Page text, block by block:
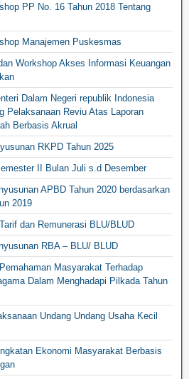
PP No. 16 Tahun 2018 Tentang
Manajemen Puskesmas
Workshop Akses Informasi Keuangan
Dalam Negeri republik Indonesia
Pelaksanaan Reviu Atas Laporan
Berbasis Akrual
RKPD Tahun 2025
II Bulan Juli s.d Desember
APBD Tahun 2020 berdasarkan
2019
dan Remunerasi BLU/BLUD
RBA – BLU/ BLUD
Masyarakat Terhadap
Dalam Menghadapi Pilkada Tahun
Undang Undang Usaha Kecil
Ekonomi Masyarakat Berbasis